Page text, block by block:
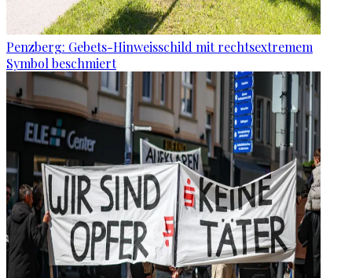
Penzberg: Gebets-Hinweisschild mit rechtsextremem
Symbol beschmiert